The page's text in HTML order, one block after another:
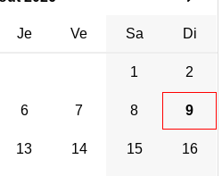
Je Ve Sa Di
1 2
6 7 8 9
13 14 15 16